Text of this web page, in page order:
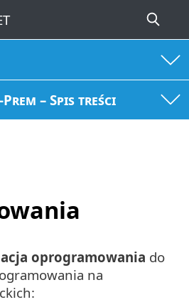
Prem – Spis treści
oprogramowania do
na